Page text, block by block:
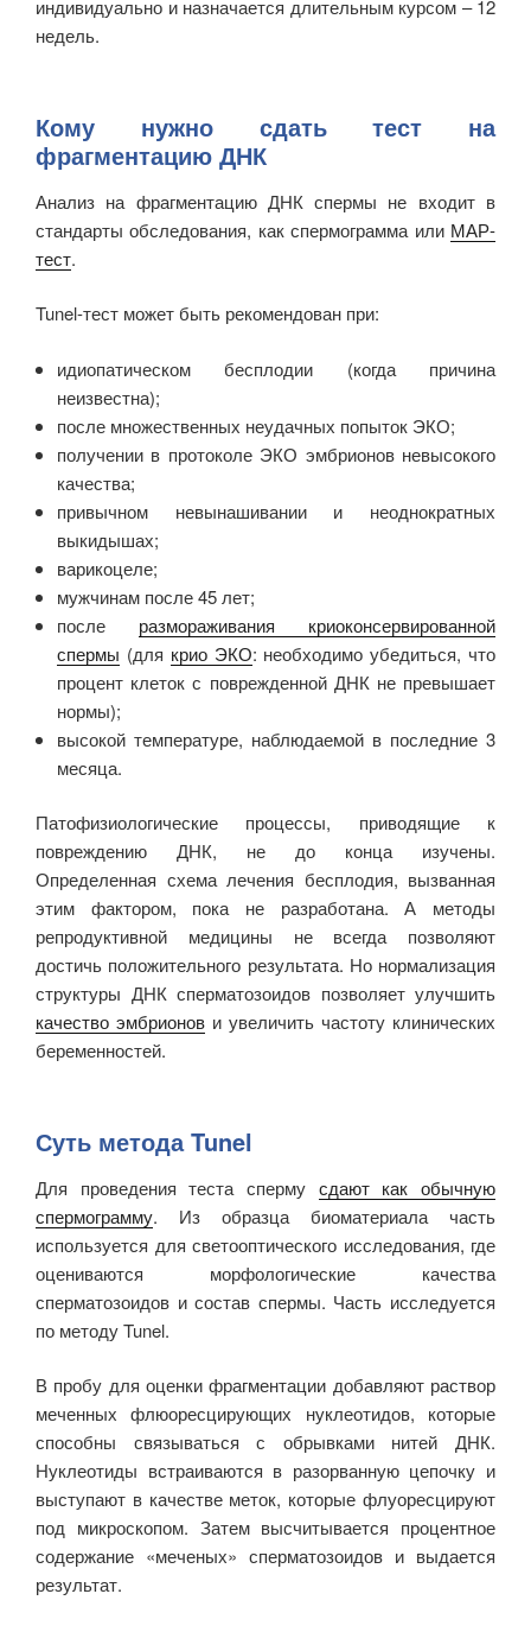
индивидуально и назначается длительным курсом – 12
недель.
Кому нужно сдать тест на
фрагментацию ДНК
Анализ на фрагментацию ДНК спермы не входит в
стандарты обследования, как спермограмма или МАР-
тест.
Tunel-тест может быть рекомендован при:
идиопатическом бесплодии (когда причина
неизвестна);
после множественных неудачных попыток ЭКО;
получении в протоколе ЭКО эмбрионов невысокого
качества;
привычном невынашивании и неоднократных
выкидышах;
варикоцеле;
мужчинам после 45 лет;
после размораживания криоконсервированной
спермы (для крио ЭКО: необходимо убедиться, что
процент клеток с поврежденной ДНК не превышает
нормы);
высокой температуре, наблюдаемой в последние 3
месяца.
Патофизиологические процессы, приводящие к
повреждению ДНК, не до конца изучены.
Определенная схема лечения бесплодия, вызванная
этим фактором, пока не разработана. А методы
репродуктивной медицины не всегда позволяют
достичь положительного результата. Но нормализация
структуры ДНК сперматозоидов позволяет улучшить
качество эмбрионов и увеличить частоту клинических
беременностей.
Суть метода Tunel
Для проведения теста сперму сдают как обычную
спермограмму. Из образца биоматериала часть
используется для светооптического исследования, где
оцениваются морфологические качества
сперматозоидов и состав спермы. Часть исследуется
по методу Tunel.
В пробу для оценки фрагментации добавляют раствор
меченных флюоресцирующих нуклеотидов, которые
способны связываться с обрывками нитей ДНК.
Нуклеотиды встраиваются в разорванную цепочку и
выступают в качестве меток, которые флуоресцируют
под микроскопом. Затем высчитывается процентное
содержание «меченых» сперматозоидов и выдается
результат.